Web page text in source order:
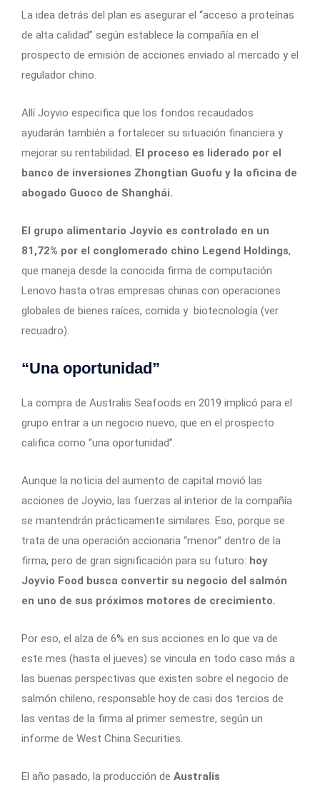
La idea detrás del plan es asegurar el “acceso a proteínas
de alta calidad” según establece la compañía en el
prospecto de emisión de acciones enviado al mercado y el
regulador chino.
Allí Joyvio especifica que los fondos recaudados
ayudarán también a fortalecer su situación financiera y
mejorar su rentabilidad. El proceso es liderado por el
banco de inversiones Zhongtian Guofu y la oficina de
abogado Guoco de Shanghái.
El grupo alimentario Joyvio es controlado en un
81,72% por el conglomerado chino Legend Holdings,
que maneja desde la conocida firma de computación
Lenovo hasta otras empresas chinas con operaciones
globales de bienes raíces, comida y biotecnología (ver
recuadro).
“Una oportunidad”
La compra de Australis Seafoods en 2019 implicó para el
grupo entrar a un negocio nuevo, que en el prospecto
califica como “una oportunidad”.
Aunque la noticia del aumento de capital movió las
acciones de Joyvio, las fuerzas al interior de la compañía
se mantendrán prácticamente similares. Eso, porque se
trata de una operación accionaria “menor” dentro de la
firma, pero de gran significación para su futuro: hoy
Joyvio Food busca convertir su negocio del salmón
en uno de sus próximos motores de crecimiento.
Por eso, el alza de 6% en sus acciones en lo que va de
este mes (hasta el jueves) se vincula en todo caso más a
las buenas perspectivas que existen sobre el negocio de
salmón chileno, responsable hoy de casi dos tercios de
las ventas de la firma al primer semestre, según un
informe de West China Securities.
El año pasado, la producción de Australis